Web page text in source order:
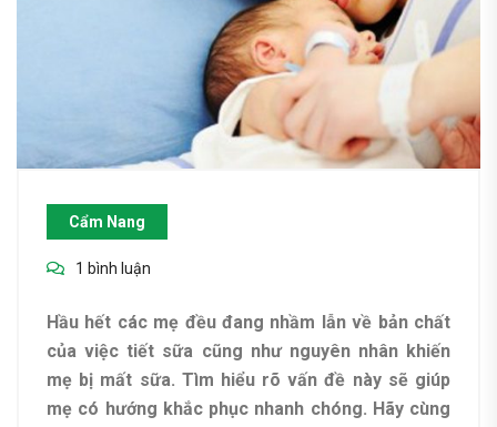
Cẩm Nang
1 bình luận
Hầu hết các mẹ đều đang nhầm lẫn về bản chất
của việc tiết sữa cũng như nguyên nhân khiến
mẹ bị mất sữa. Tìm hiểu rõ vấn đề này sẽ giúp
mẹ có hướng khắc phục nhanh chóng. Hãy cùng